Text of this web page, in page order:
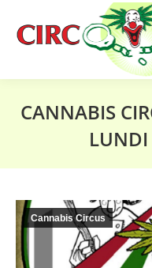
CANNABIS
Cannabis Circus